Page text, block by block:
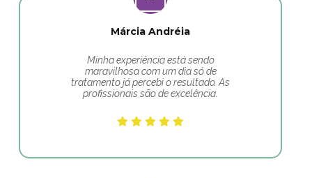
Márcia Andréia
Minha experiência está sendo
maravilhosa com um dia só de
tratamento já percebi o resultado. As
profissionais são de excelência.